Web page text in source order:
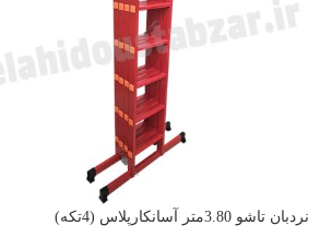
نردبان تاشو 3.80متر آسانکارپلاس (4تکه)